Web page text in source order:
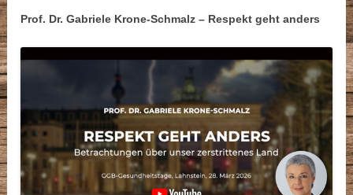
Prof. Dr. Gabriele Krone-Schmalz – Respekt geht anders